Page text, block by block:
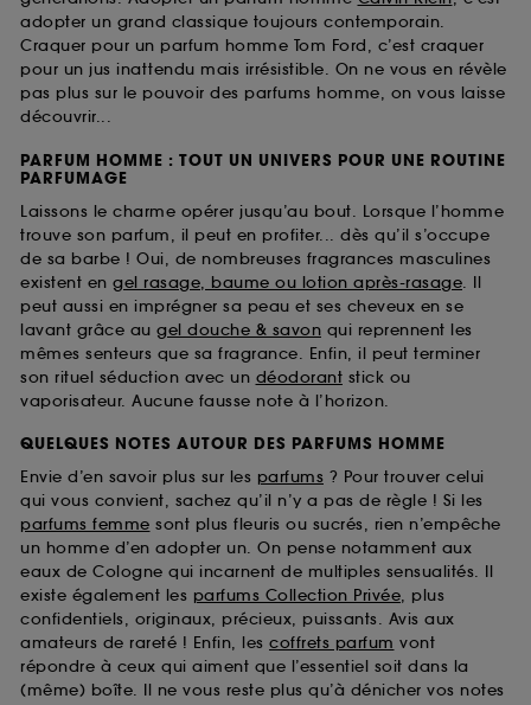
adopter un grand classique toujours contemporain.
Craquer pour un parfum homme Tom Ford, c’est craquer
pour un jus inattendu mais irrésistible. On ne vous en révèle
pas plus sur le pouvoir des parfums homme, on vous laisse
découvrir...
PARFUM HOMME : TOUT UN UNIVERS POUR UNE ROUTINE
PARFUMAGE
Laissons le charme opérer jusqu’au bout. Lorsque l’homme
trouve son parfum, il peut en profiter... dès qu’il s’occupe
de sa barbe ! Oui, de nombreuses fragrances masculines
existent en gel rasage, baume ou lotion après-rasage. Il
peut aussi en imprégner sa peau et ses cheveux en se
lavant grâce au gel douche & savon qui reprennent les
mêmes senteurs que sa fragrance. Enfin, il peut terminer
son rituel séduction avec un déodorant stick ou
vaporisateur. Aucune fausse note à l’horizon.
QUELQUES NOTES AUTOUR DES PARFUMS HOMME
Envie d’en savoir plus sur les parfums ? Pour trouver celui
qui vous convient, sachez qu’il n’y a pas de règle ! Si les
parfums femme sont plus fleuris ou sucrés, rien n’empêche
un homme d’en adopter un. On pense notamment aux
eaux de Cologne qui incarnent de multiples sensualités. Il
existe également les parfums Collection Privée, plus
confidentiels, originaux, précieux, puissants. Avis aux
amateurs de rareté ! Enfin, les coffrets parfum vont
répondre à ceux qui aiment que l’essentiel soit dans la
(même) boîte. Il ne vous reste plus qu’à dénicher vos notes